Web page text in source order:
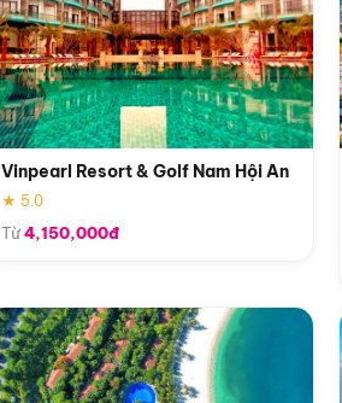
Vinpearl Resort & Golf Nam Hội An
★ 5.0
Từ4,150,000đ